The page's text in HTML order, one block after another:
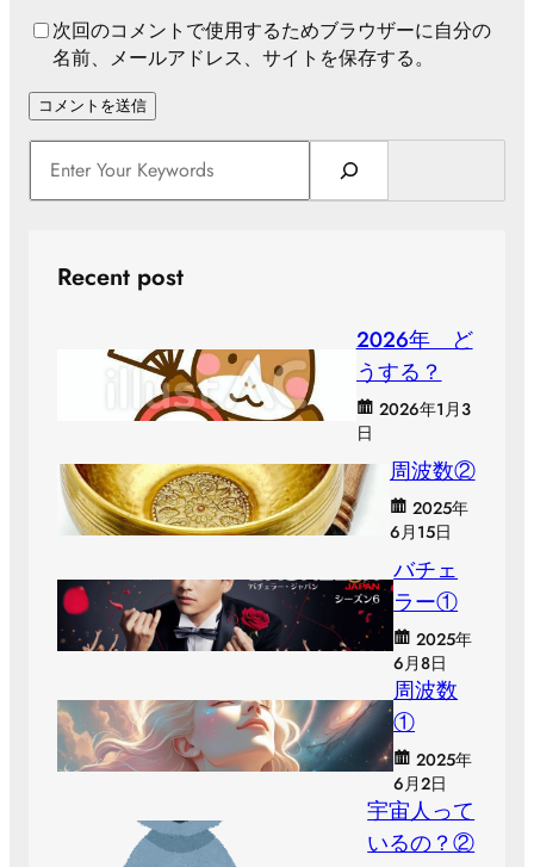
次回のコメントで使用するためブラウザーに自分の
名前、メールアドレス、サイトを保存する。
a
Recent post
２０２６年 ど
うする？
2026年1月3
日
周波数②
2025年
6月15日
バチェ
ラー①
2025年
6月8日
周波数
①
2025年
6月2日
宇宙人って
いるの？②